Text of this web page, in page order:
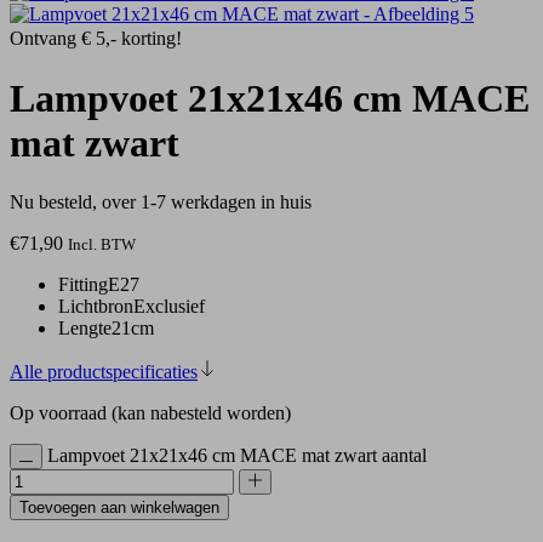
Ontvang € 5,- korting!
Lampvoet 21x21x46 cm MACE
mat zwart
Nu besteld, over 1-7 werkdagen in huis
€71,90 Incl. BTW
FittingE27
LichtbronExclusief
Lengte21cm
Alle productspecificaties
Op voorraad (kan nabesteld worden)
Lampvoet 21x21x46 cm MACE mat zwart aantal
Toevoegen aan winkelwagen